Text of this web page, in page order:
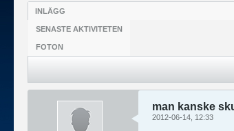
INLÄGG
SENASTE AKTIVITETEN
FOTON
man kanske
2012-06-14, 12:33